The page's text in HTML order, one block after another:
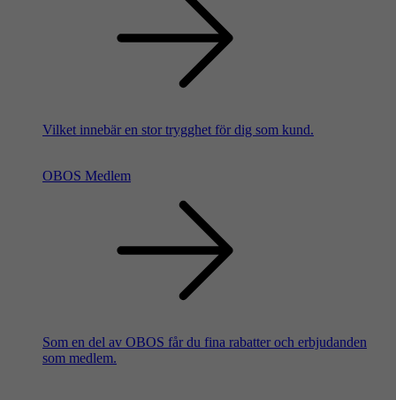
Vilket innebär en stor trygghet för dig som kund.
OBOS Medlem
Som en del av OBOS får du fina rabatter och erbjudanden
som medlem.